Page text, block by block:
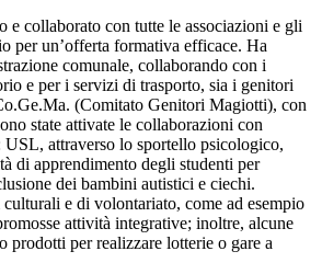
e collaborato con tutte le associazioni e gli
per un’offerta formativa efficace. Ha
comunale, collaborando con i
e per i servizi di trasporto, sia i genitori
(Comitato Genitori Magiotti), con
state attivate le collaborazioni con
USL, attraverso lo sportello psicologico,
di apprendimento degli studenti per
dei bambini autistici e ciechi.
e di volontariato, come ad esempio
attività integrative; inoltre, alcune
prodotti per realizzare lotterie o gare a